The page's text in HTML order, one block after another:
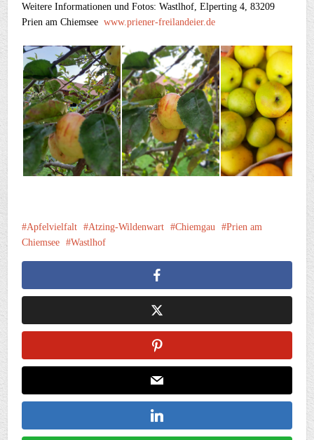
Weitere Informationen und Fotos: Wastlhof, Elperting 4, 83209
Prien am Chiemseewww.priener-freilandeier.de
Apfelvielfalt Atzing-Wildenwart Chiemgau
Prien am
Chiemsee
Wastlhof